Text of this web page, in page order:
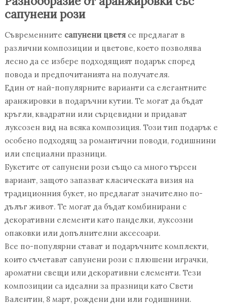
сапунени рози
Съвременните сапунени цветясе предлагат в
различни композиции и цветове, което позволява
лесно да се избере подходящият подарък според
повода и предпочитанията на получателя.
Един от най-популярните варианти са елегантните
аранжировки в подаръчни кутии. Те могат да бъдат
кръгли, квадратни или сърцевидни и придават
луксозен вид на всяка композиция. Този тип подарък е
особено подходящ за романтични поводи, годишнини
или специални празници.
Букетите от сапунени рози също са много търсен
вариант, защото запазват класическата визия на
традиционния букет, но предлагат значително по-
дълъг живот. Те могат да бъдат комбинирани с
декоративни елементи като панделки, луксозни
опаковки или допълнителни аксесоари.
Все по-популярни стават и подаръчните комплекти,
които съчетават сапунени рози с плюшени играчки,
ароматни свещи или декоративни елементи. Тези
композиции са идеални за празници като Свети
Валентин, 8 март, рождени дни или годишнини.